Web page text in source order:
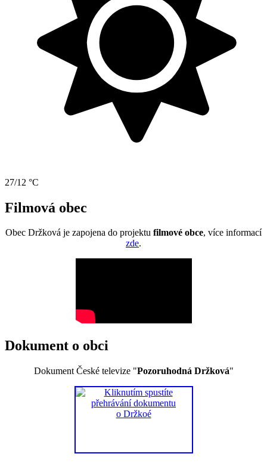
27/12 °C
Filmová obec
Obec Držková je zapojena do projektu filmové obce, více informací
zde.
Dokument o obci
Dokument České televize "Pozoruhodná Držková"